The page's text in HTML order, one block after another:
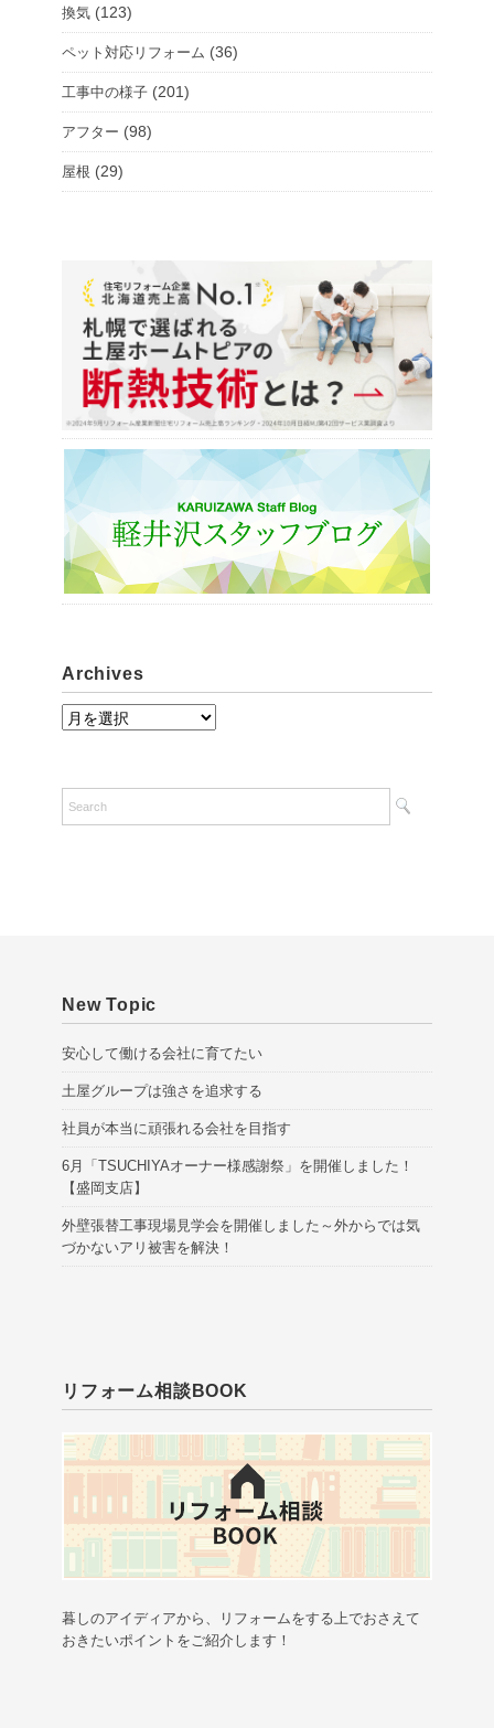
換気 (123)
ペット対応リフォーム (36)
工事中の様子 (201)
アフター (98)
屋根 (29)
Archives
i
New Topic
安心して働ける会社に育てたい
土屋グループは強さを追求する
社員が本当に頑張れる会社を目指す
6月「TSUCHIYAオーナー様感謝祭」を開催しました！
【盛岡支店】
外壁張替工事現場見学会を開催しました～外からでは気
づかないアリ被害を解決！
リフォーム相談BOOK
暮しのアイディアから、リフォームをする上でおさえて
おきたいポイントをご紹介します！